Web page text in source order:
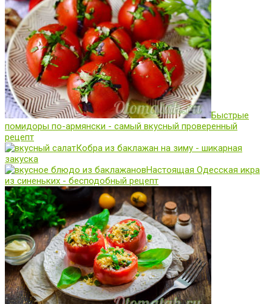
Быстрые
помидоры по-армянски - самый вкусный проверенный
рецепт
Кобра из баклажан на зиму - шикарная
закуска
Настоящая Одесская икра
из синеньких - бесподобный рецепт